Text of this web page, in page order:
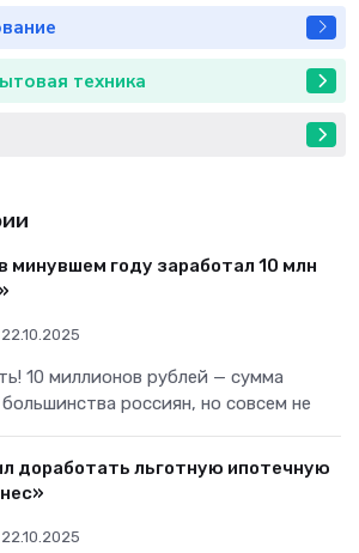
техника
минувшем году заработал 10 млн
22.10.2025
10 миллионов рублей — сумма
россиян, но совсем не
доработать льготную ипотечную
22.10.2025